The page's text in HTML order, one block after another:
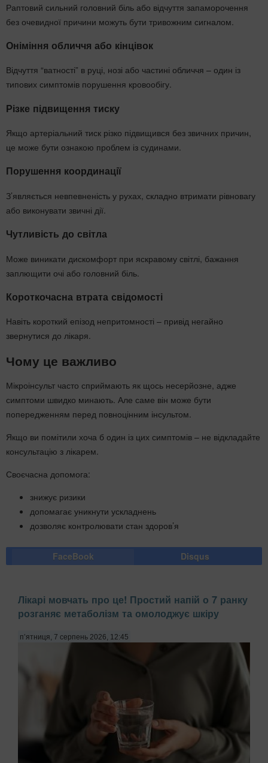
Раптовий сильний головний біль або відчуття запаморочення
без очевидної причини можуть бути тривожним сигналом.
Оніміння обличчя або кінцівок
Відчуття “ватності” в руці, нозі або частині обличчя – один із
типових симптомів порушення кровообігу.
Різке підвищення тиску
Якщо артеріальний тиск різко підвищився без звичних причин,
це може бути ознакою проблем із судинами.
Порушення координації
З’являється невпевненість у рухах, складно втримати рівновагу
або виконувати звичні дії.
Чутливість до світла
Може виникати дискомфорт при яскравому світлі, бажання
заплющити очі або головний біль.
Короткочасна втрата свідомості
Навіть короткий епізод непритомності – привід негайно
звернутися до лікаря.
Чому це важливо
Мікроінсульт часто сприймають як щось несерйозне, адже
симптоми швидко минають. Але саме він може бути
попередженням перед повноцінним інсультом.
Якщо ви помітили хоча б один із цих симптомів – не відкладайте
консультацію з лікарем.
Своєчасна допомога:
знижує ризики
допомагає уникнути ускладнень
дозволяє контролювати стан здоров’я
FaceBook Disqus
Лікарі мовчать про це! Простий напій о 7 ранку
розганяє метаболізм та омолоджує шкіру
п’ятниця, 7 серпень 2026, 12:45